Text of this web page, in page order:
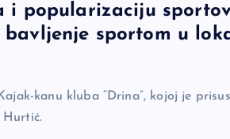
i popularizaciju
sportom u
kanu kluba “Drina”, kojoj je
Hurtić.